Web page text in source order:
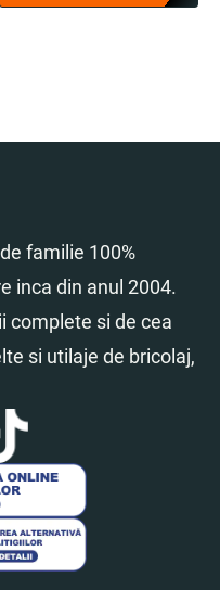
familie 100%
inca din anul 2004.
complete si de cea
si utilaje de bricolaj,